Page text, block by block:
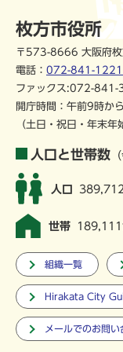
枚方市役所
〒573-8666 大阪府
電話： 072-841-1221
ファックス:072-841-
開庁時間：午前9時か
（土日・祝日・年末年
人口と世帯数
人口
世帯 189,111
組織一覧
Hirakata City
メールでのお問い